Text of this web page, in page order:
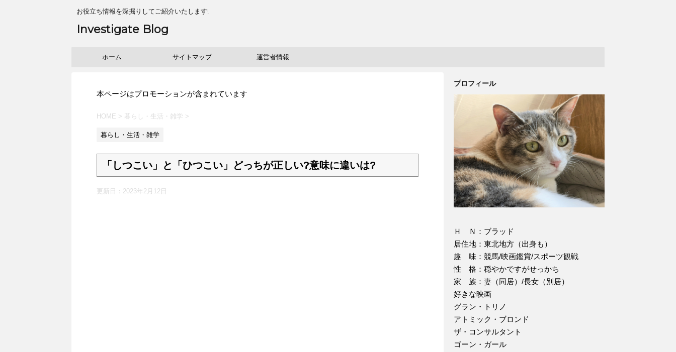
お役立ち情報を深掘りしてご紹介いたします!
Investigate Blog
ホーム サイトマップ 運営者情報
本ページはプロモーションが含まれています
HOME > 暮らし・生活・雑学 >
暮らし・生活・雑学
「しつこい」と「ひつこい」どっちが正しい?意味に違いは?
更新日： 2023年2月12日
プロフィール
Ｈ Ｎ：ブラッド
居住地：東北地方（出身も）
趣 味：競馬/映画鑑賞/スポーツ観戦
性 格：穏やかですがせっかち
家 族：妻（同居）/長女（別居）
好きな映画
グラン・トリノ
アトミック・ブロンド
ザ・コンサルタント
ゴーン・ガール